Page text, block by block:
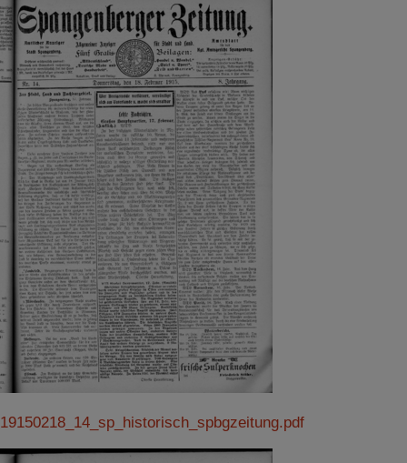
19150218_14_sp_historisch_spbgzeitung.pdf